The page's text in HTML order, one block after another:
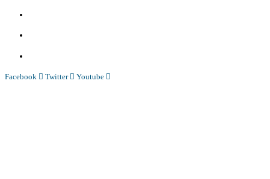
Facebook Twitter Youtube